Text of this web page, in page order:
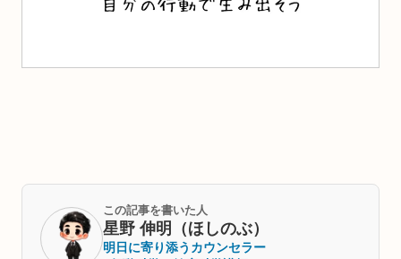
この記事を書いた人
星野 伸明（ほしのぶ）
明日に寄り添うカウンセラー